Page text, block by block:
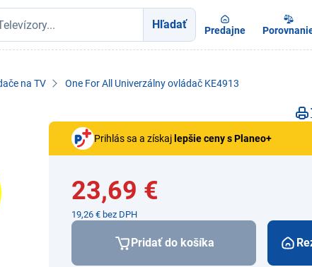
Hľadať Predajne
na TV One For All Univerzálny ovládač KE4913
Prihlás sa a získaj lepšie ceny s Planeo+
23,69 €
19,26 € bez DPH
Pridať do košíka